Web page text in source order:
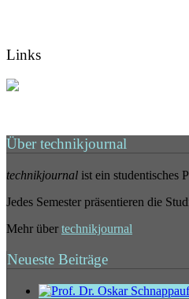
Links
Über technikjournal
technikjournal ist ein studentisches
Jedes Semester präsentieren die
Mehr über technikjournal
Neueste Beiträge